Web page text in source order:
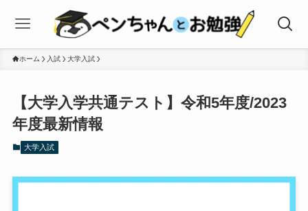
ホーム 入試 大学入試
【大学入学共通テスト】令和5年度/2023
年度最新情報
大学入試